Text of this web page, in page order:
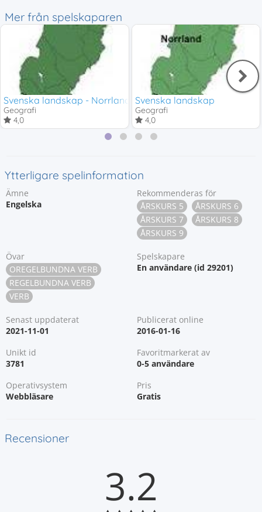
Mer från spelskaparen
Svenska landskap - Norrland
Geografi
4,0
Svenska landskap
Geografi
4,0
Ytterligare spelinformation
Ämne
Engelska
Rekommenderas för
ÅRSKURS 5
ÅRSKURS 6
ÅRSKURS 7
ÅRSKURS 8
ÅRSKURS 9
Övar
OREGELBUNDNA VERB
REGELBUNDNA VERB
VERB
Spelskapare
En användare (id 29201)
Senast uppdaterat
2021-11-01
Publicerat online
2016-01-16
Unikt id
3781
Favoritmarkerat av
0-5 användare
Operativsystem
Webbläsare
Pris
Gratis
Recensioner
3.2